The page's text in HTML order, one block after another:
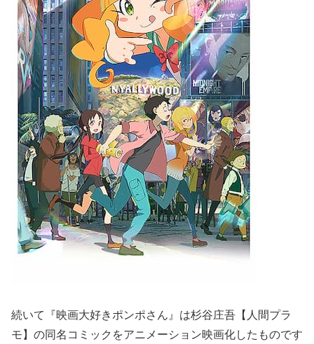
続いて『映画大好きポンポさん』は杉谷庄吾【人間プラ
モ】の同名コミックをアニメーション映画化したものです